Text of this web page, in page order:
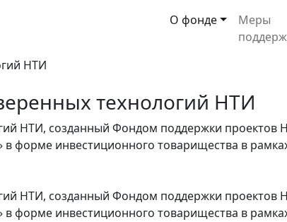
О фонде
Меры
технологий НТИ
НТИ, созданный Фондом поддержки проектов
форме инвестиционного товарищества в
НТИ, созданный Фондом поддержки проектов
форме инвестиционного товарищества в